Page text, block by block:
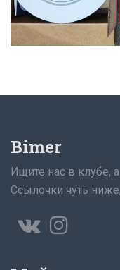
Bimer
Ищите нас в клубе,
Ссылочки чуть